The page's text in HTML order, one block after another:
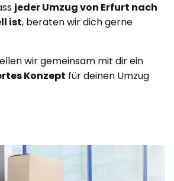
jeder Umzug von Erfurt nach
ist, beraten wir dich gerne
wir gemeinsam mit dir ein
Konzept für deinen Umzug